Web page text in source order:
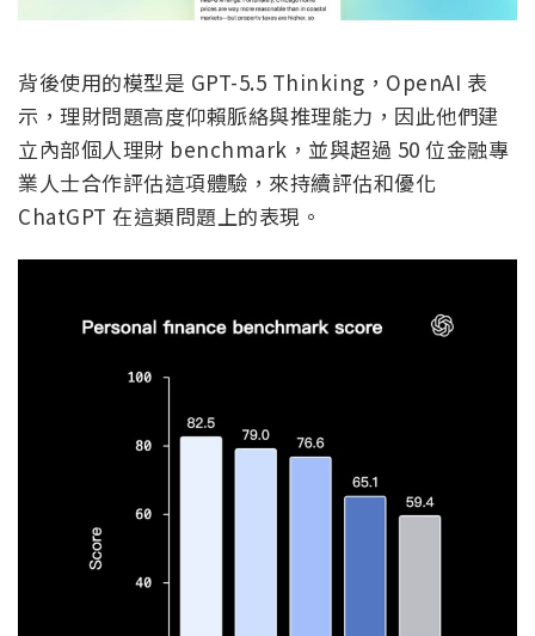
背後使用的模型是 GPT-5.5 Thinking，OpenAI 表
示，理財問題高度仰賴脈絡與推理能力，因此他們建
立內部個人理財 benchmark，並與超過 50 位金融專
業人士合作評估這項體驗，來持續評估和優化
ChatGPT 在這類問題上的表現。